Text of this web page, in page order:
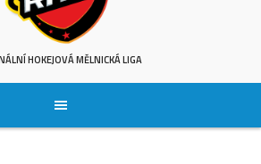
HOKEJOVÁ MĚLNICKÁ LIGA